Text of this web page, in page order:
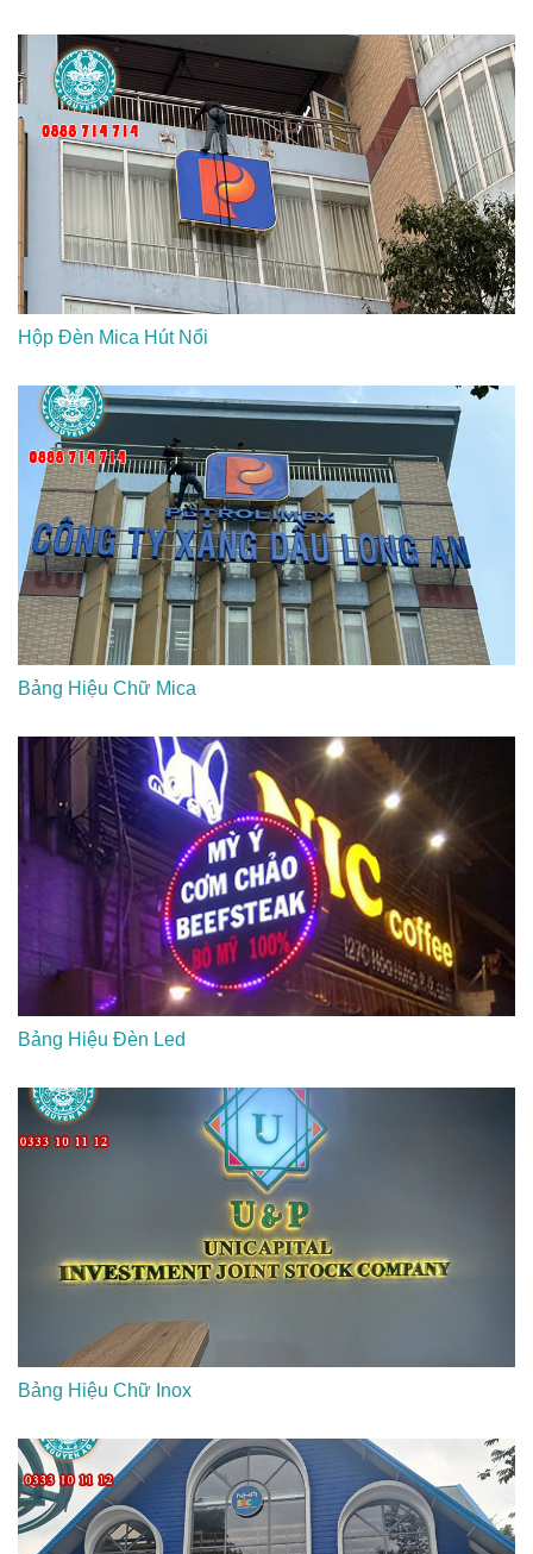
Hộp Đèn Mica Hút Nổi
Bảng Hiệu Chữ Mica
Bảng Hiệu Đèn Led
Bảng Hiệu Chữ Inox